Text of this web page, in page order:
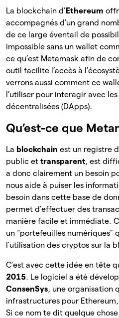
La blockchain d’ Ethereum
accompagnés d’un grand
de ce large éventail de
impossible sans un wallet
ce qu’est Metamask afin de
outil facilite l’accès à
verrons aussi comment ce
l’utiliser pour interagir avec
décentralisées (DApps).
Qu’est-ce que
La blockchain est un registre
public et transparent, est
a donc clairement un besoin
nous aide à puiser les
besoin dans cette base de
permet d’effectuer des
manière facile et immédiate.
un “portefeuilles
l’utilisation des cryptos sur la
C’est avec cette idée en tête
2015. Le logiciel a été
ConsenSys, une organisation
infrastructures pour
Si ce nom te dit quelque